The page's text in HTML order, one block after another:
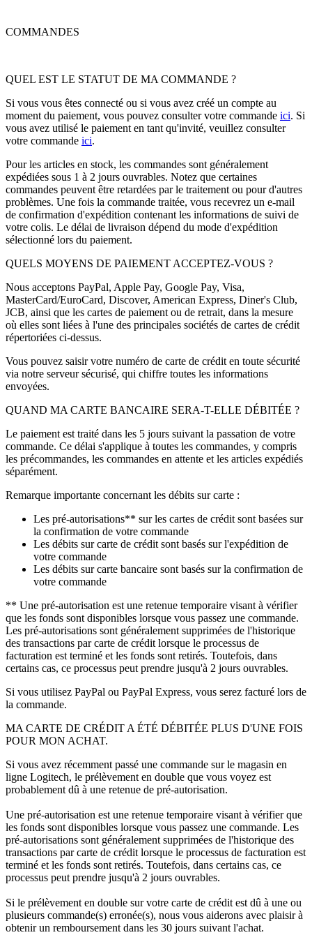
COMMANDES
QUEL EST LE STATUT DE MA COMMANDE ?
Si vous vous êtes connecté ou si vous avez créé un compte au
moment du paiement, vous pouvez consulter votre commande ici. Si
vous avez utilisé le paiement en tant qu'invité, veuillez consulter
votre commande ici.
Pour les articles en stock, les commandes sont généralement
expédiées sous 1 à 2 jours ouvrables. Notez que certaines
commandes peuvent être retardées par le traitement ou pour d'autres
problèmes. Une fois la commande traitée, vous recevrez un e-mail
de confirmation d'expédition contenant les informations de suivi de
votre colis. Le délai de livraison dépend du mode d'expédition
sélectionné lors du paiement.
QUELS MOYENS DE PAIEMENT ACCEPTEZ-VOUS ?
Nous acceptons PayPal, Apple Pay, Google Pay, Visa,
MasterCard/EuroCard, Discover, American Express, Diner's Club,
JCB, ainsi que les cartes de paiement ou de retrait, dans la mesure
où elles sont liées à l'une des principales sociétés de cartes de crédit
répertoriées ci-dessus.
Vous pouvez saisir votre numéro de carte de crédit en toute sécurité
via notre serveur sécurisé, qui chiffre toutes les informations
envoyées.
QUAND MA CARTE BANCAIRE SERA-T-ELLE DÉBITÉE ?
Le paiement est traité dans les 5 jours suivant la passation de votre
commande. Ce délai s'applique à toutes les commandes, y compris
les précommandes, les commandes en attente et les articles expédiés
séparément.
Remarque importante concernant les débits sur carte :
Les pré-autorisations** sur les cartes de crédit sont basées sur
la confirmation de votre commande
Les débits sur carte de crédit sont basés sur l'expédition de
votre commande
Les débits sur carte bancaire sont basés sur la confirmation de
votre commande
** Une pré-autorisation est une retenue temporaire visant à vérifier
que les fonds sont disponibles lorsque vous passez une commande.
Les pré-autorisations sont généralement supprimées de l'historique
des transactions par carte de crédit lorsque le processus de
facturation est terminé et les fonds sont retirés. Toutefois, dans
certains cas, ce processus peut prendre jusqu'à 2 jours ouvrables.
Si vous utilisez PayPal ou PayPal Express, vous serez facturé lors de
la commande.
MA CARTE DE CRÉDIT A ÉTÉ DÉBITÉE PLUS D'UNE FOIS
POUR MON ACHAT.
Si vous avez récemment passé une commande sur le magasin en
ligne Logitech, le prélèvement en double que vous voyez est
probablement dû à une retenue de pré-autorisation.
Une pré-autorisation est une retenue temporaire visant à vérifier que
les fonds sont disponibles lorsque vous passez une commande. Les
pré-autorisations sont généralement supprimées de l'historique des
transactions par carte de crédit lorsque le processus de facturation est
terminé et les fonds sont retirés. Toutefois, dans certains cas, ce
processus peut prendre jusqu'à 2 jours ouvrables.
Si le prélèvement en double sur votre carte de crédit est dû à une ou
plusieurs commande(s) erronée(s), nous vous aiderons avec plaisir à
obtenir un remboursement dans les 30 jours suivant l'achat.